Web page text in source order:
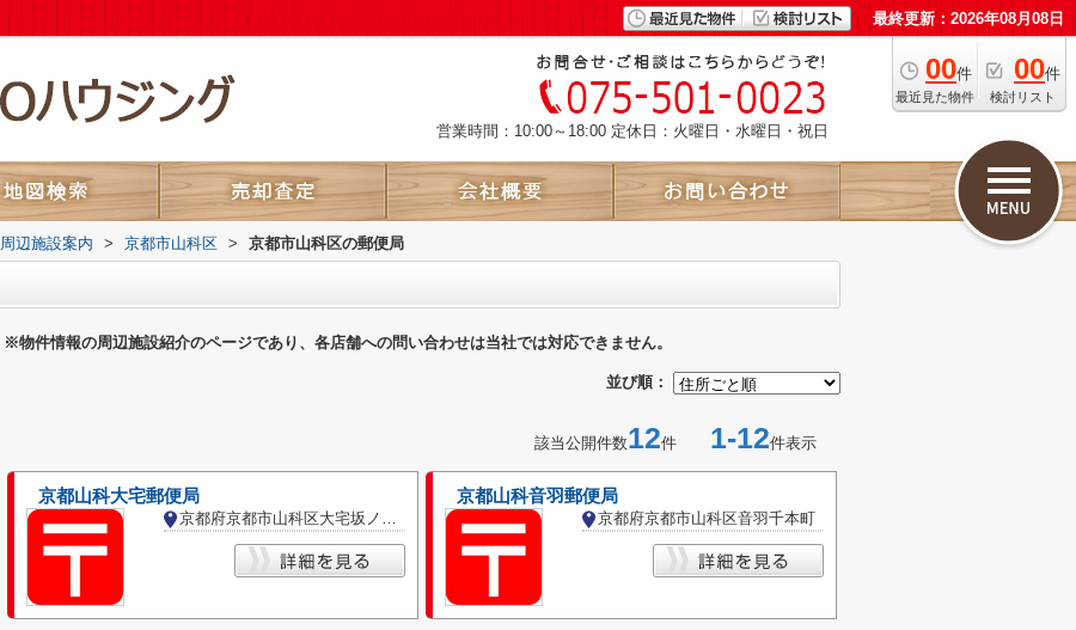
最終更新：2026年08月08日
00件
最近見た物件
00件
検討リスト
営業時間：10:00～18:00 定休日：火曜日・水曜日・祝日
周辺施設案内 > 京都市山科区 > 京都市山科区の郵便局
※物件情報の周辺施設紹介のページであり、各店舗への問い合わせは当社では対応できません。
並び順：
該当公開件数12件 1-12件表示
京都山科大宅郵便局
京都府京都市山科区大宅坂ノ辻町
京都山科音羽郵便局
京都府京都市山科区音羽千本町